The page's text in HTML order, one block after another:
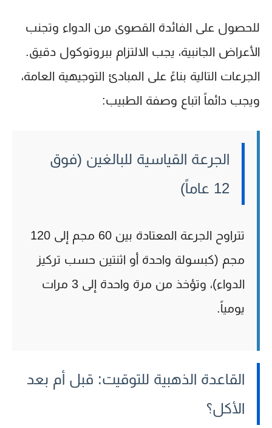
للحصول على الفائدة القصوى من الدواء وتجنب
الأعراض الجانبية، يجب الالتزام ببروتوكول دقيق.
الجرعات التالية بناءً على المبادئ التوجيهية العامة،
ويجب دائماً اتباع وصفة الطبيب:
الجرعة القياسية للبالغين (فوق
12 عاماً)
تتراوح الجرعة المعتادة بين
60 مجم إلى 120
مجم (كبسولة واحدة أو اثنتين حسب تركيز
الدواء)، وتؤخذ من مرة واحدة إلى 3 مرات
يومياً.
القاعدة الذهبية للتوقيت: قبل أم بعد
الأكل؟